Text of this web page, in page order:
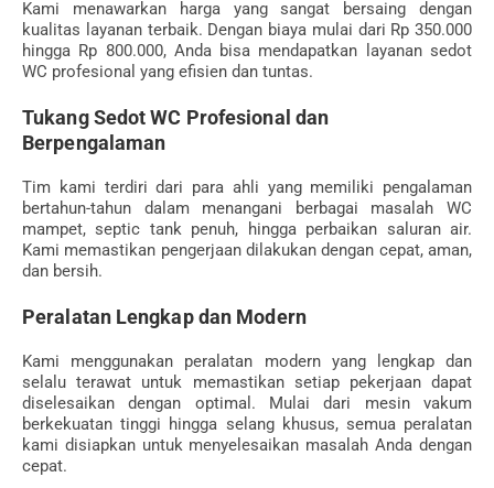
Kami menawarkan harga yang sangat bersaing dengan
kualitas layanan terbaik. Dengan biaya mulai dari Rp 350.000
hingga Rp 800.000, Anda bisa mendapatkan layanan sedot
WC profesional yang efisien dan tuntas.
Tukang Sedot WC Profesional dan
Berpengalaman
Tim kami terdiri dari para ahli yang memiliki pengalaman
bertahun-tahun dalam menangani berbagai masalah WC
mampet, septic tank penuh, hingga perbaikan saluran air.
Kami memastikan pengerjaan dilakukan dengan cepat, aman,
dan bersih.
Peralatan Lengkap dan Modern
Kami menggunakan peralatan modern yang lengkap dan
selalu terawat untuk memastikan setiap pekerjaan dapat
diselesaikan dengan optimal. Mulai dari mesin vakum
berkekuatan tinggi hingga selang khusus, semua peralatan
kami disiapkan untuk menyelesaikan masalah Anda dengan
cepat.